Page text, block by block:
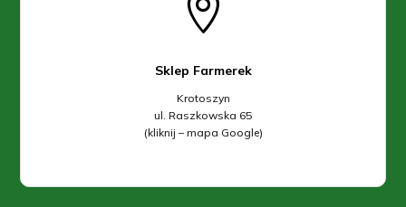

Sklep Farmerek
Krotoszyn
ul. Raszkowska 65
(kliknij – mapa Google)